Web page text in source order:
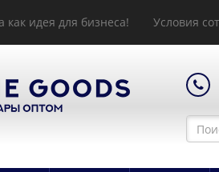
идея для бизнеса! Условия